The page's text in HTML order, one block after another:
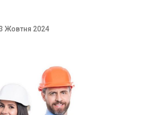
Жовтня 2024